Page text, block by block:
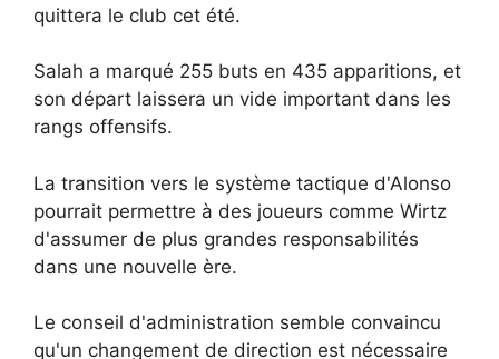
quittera le club cet été.
Salah a marqué 255 buts en 435 apparitions, et
son départ laissera un vide important dans les
rangs offensifs.
La transition vers le système tactique d'Alonso
pourrait permettre à des joueurs comme Wirtz
d'assumer de plus grandes responsabilités
dans une nouvelle ère.
Le conseil d'administration semble convaincu
qu'un changement de direction est nécessaire